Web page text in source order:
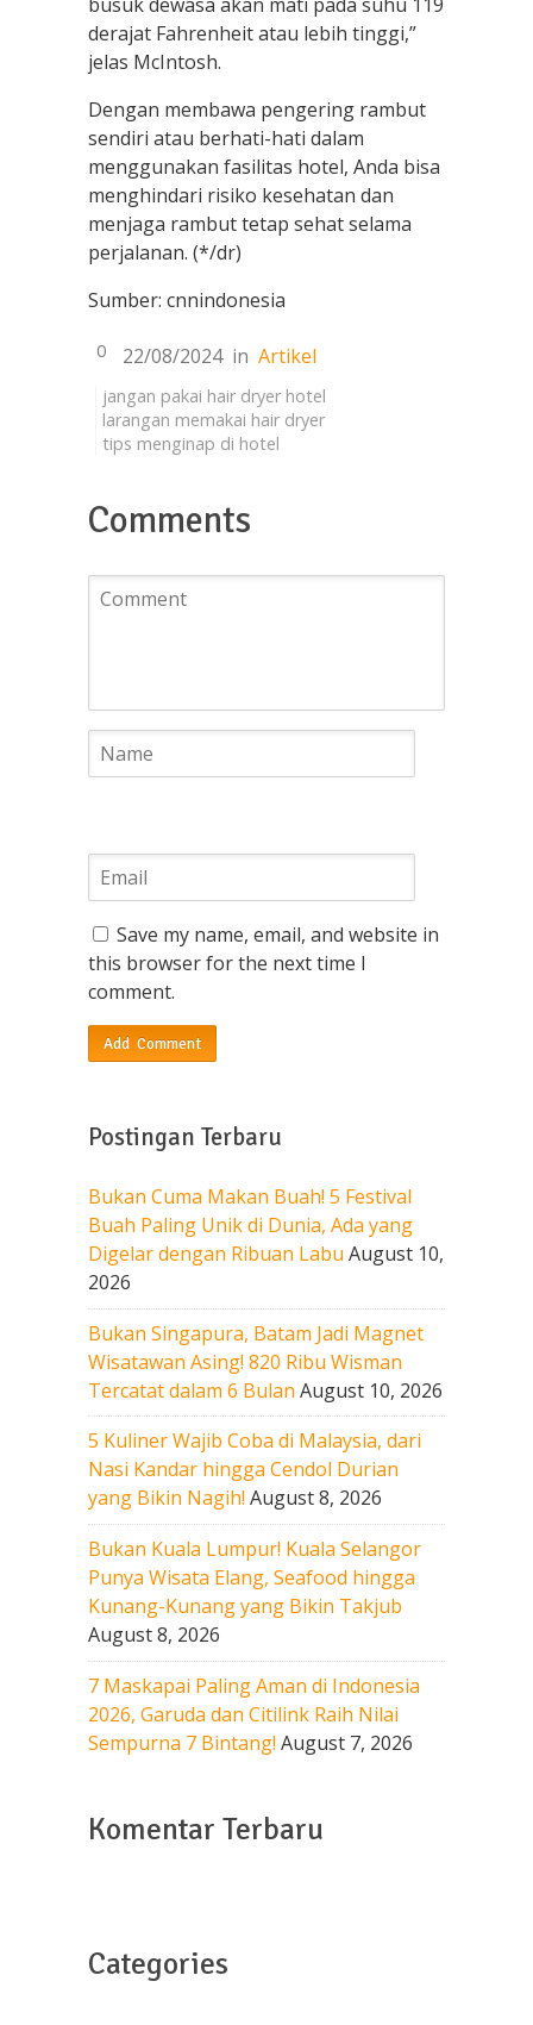
derajat Fahrenheit atau lebih tinggi,”
jelas McIntosh.
Dengan membawa pengering rambut
sendiri atau berhati-hati dalam
menggunakan fasilitas hotel, Anda bisa
menghindari risiko kesehatan dan
menjaga rambut tetap sehat selama
perjalanan. (*/dr)
Sumber: cnnindonesia
0 22/08/2024in Artikel
jangan pakai hair dryer hotel
larangan memakai hair dryer
tips menginap di hotel
Comments
Save my name, email, and website in
this browser for the next time I
comment.
Postingan Terbaru
Bukan Cuma Makan Buah! 5 Festival
Buah Paling Unik di Dunia, Ada yang
Digelar dengan Ribuan Labu August 10,
2026
Bukan Singapura, Batam Jadi Magnet
Wisatawan Asing! 820 Ribu Wisman
Tercatat dalam 6 Bulan August 10, 2026
5 Kuliner Wajib Coba di Malaysia, dari
Nasi Kandar hingga Cendol Durian
yang Bikin Nagih! August 8, 2026
Bukan Kuala Lumpur! Kuala Selangor
Punya Wisata Elang, Seafood hingga
Kunang-Kunang yang Bikin Takjub
August 8, 2026
7 Maskapai Paling Aman di Indonesia
2026, Garuda dan Citilink Raih Nilai
Sempurna 7 Bintang! August 7, 2026
Komentar Terbaru
Categories